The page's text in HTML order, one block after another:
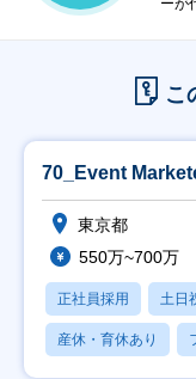
ーが
こ
70_Event
東京都
550万~700万
正社員採用 土日
産休・育休あり